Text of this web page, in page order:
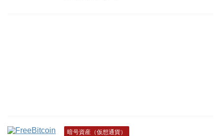
暗号資産（仮想通貨）